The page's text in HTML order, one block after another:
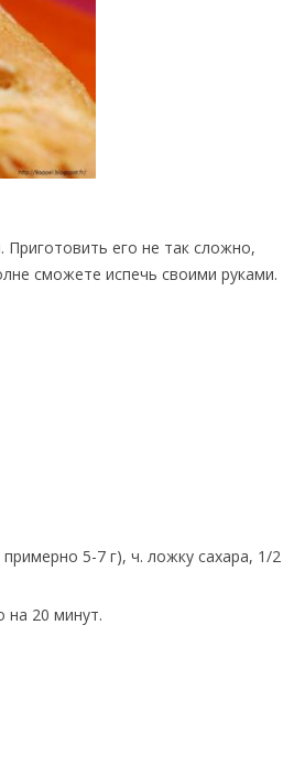
Приготовить его не так сложно,
сможете испечь своими руками.
5-7 г), ч. ложку сахара, 1/2
на 20 минут.